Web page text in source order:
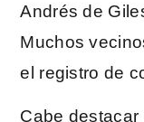
Andrés de
Muchos
el registro de
Cabe destacar